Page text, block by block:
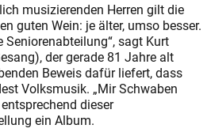
musizierenden Herren gilt die
guten Wein: je älter, umso besser.
Seniorenabteilung“, sagt Kurt
der gerade 81 Jahre alt
Beweis dafür liefert, dass
Volksmusik. „Mir Schwaben
dieser
ein Album.